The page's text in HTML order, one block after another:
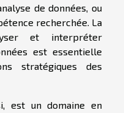
de données, ou
recherchée. La
et interpréter
est essentielle
stratégiques des
est un domaine en